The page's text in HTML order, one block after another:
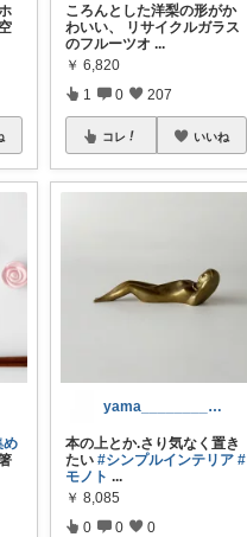
め
ころんとした洋梨の形がか
わいい、 リサイクルガラス
のフルーツオ ...
￥ 6,820
1 0 207
コレ いいね
yama________ko
本の上とか.さり気なく置き
たい#シンプルインテリア #
モノト ...
￥ 8,085
0 0 0